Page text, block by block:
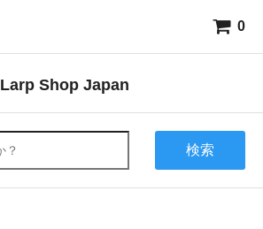
0
Larp Shop Japan
検索